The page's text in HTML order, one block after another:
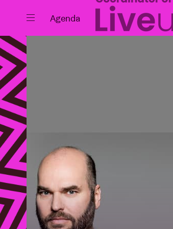
Sluiten
Projecten
Nieuws
Agenda